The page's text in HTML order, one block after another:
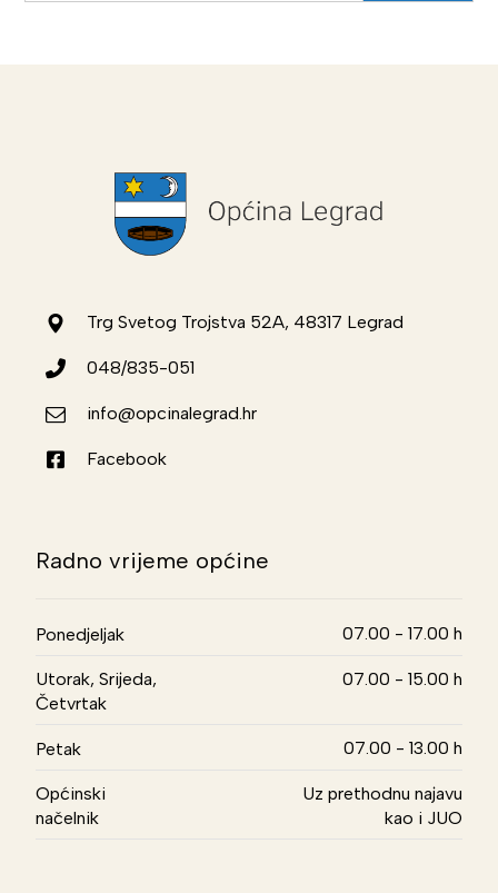
Trg Svetog Trojstva 52A, 48317 Legrad
048/835-051
info@opcinalegrad.hr
Facebook
Radno vrijeme općine
Ponedjeljak 07.00 - 17.00 h
Utorak, Srijeda,
Četvrtak
07.00 - 15.00 h
Petak 07.00 - 13.00 h
Općinski
načelnik
Uz prethodnu najavu
kao i JUO